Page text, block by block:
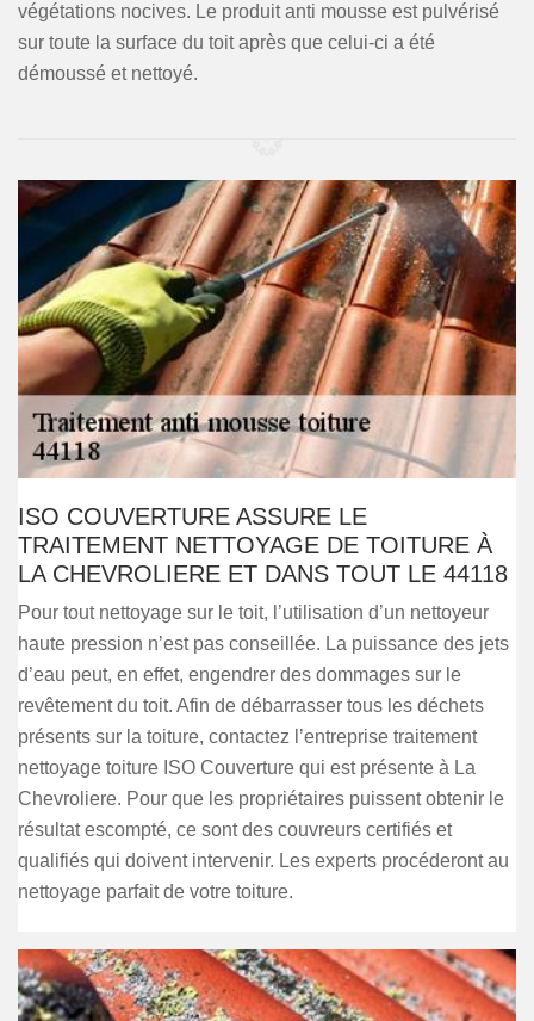
végétations nocives. Le produit anti mousse est pulvérisé
sur toute la surface du toit après que celui-ci a été
démoussé et nettoyé.
ISO COUVERTURE ASSURE LE
TRAITEMENT NETTOYAGE DE TOITURE À
LA CHEVROLIERE ET DANS TOUT LE 44118
Pour tout nettoyage sur le toit, l’utilisation d’un nettoyeur
haute pression n’est pas conseillée. La puissance des jets
d’eau peut, en effet, engendrer des dommages sur le
revêtement du toit. Afin de débarrasser tous les déchets
présents sur la toiture, contactez l’entreprise traitement
nettoyage toiture ISO Couverture qui est présente à La
Chevroliere. Pour que les propriétaires puissent obtenir le
résultat escompté, ce sont des couvreurs certifiés et
qualifiés qui doivent intervenir. Les experts procéderont au
nettoyage parfait de votre toiture.